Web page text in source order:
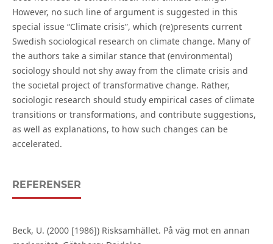
However, no such line of argument is suggested in this
special issue “Climate crisis”, which (re)presents current
Swedish sociological research on climate change. Many of
the authors take a similar stance that (environmental)
sociology should not shy away from the climate crisis and
the societal project of transformative change. Rather,
sociologic research should study empirical cases of climate
transitions or transformations, and contribute suggestions,
as well as explanations, to how such changes can be
accelerated.
REFERENSER
Beck, U. (2000 [1986]) Risksamhället. På väg mot en annan